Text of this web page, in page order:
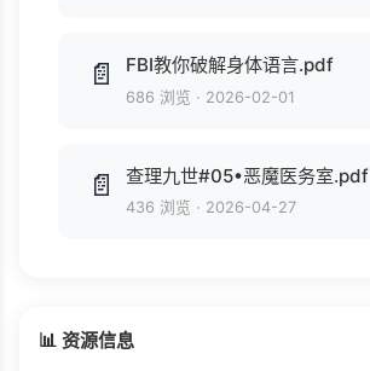
📄 FBI教你破解身体语言.pdf
686 浏览 · 2026-02-01
📄 查理九世#05•恶魔医务室.pdf
436 浏览 · 2026-04-27
📊 资源信息